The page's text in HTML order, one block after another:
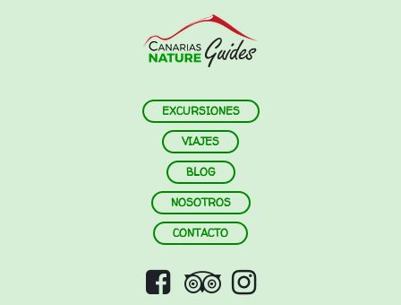
EXCURSIONES
VIAJES
BLOG
NOSOTROS
CONTACTO